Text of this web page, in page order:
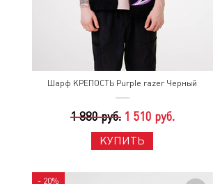
Шарф КРЕПОСТЬ Purple razer Черный
1 880 руб. 1 510 руб.
КУПИТЬ
- 20%